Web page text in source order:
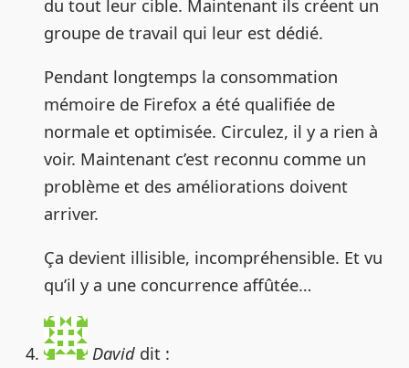
du tout leur cible. Maintenant ils créent un
groupe de travail qui leur est dédié.
Pendant longtemps la consommation
mémoire de Firefox a été qualifiée de
normale et optimisée. Circulez, il y a rien à
voir. Maintenant c’est reconnu comme un
problème et des améliorations doivent
arriver.
Ça devient illisible, incompréhensible. Et vu
qu’il y a une concurrence affûtée…
David dit :